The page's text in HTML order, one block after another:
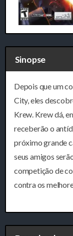
Sinopse
Depois que um
City, eles
Krew. Krew dá,
receberão o
próximo grande
seus amigos
competição de
contra os